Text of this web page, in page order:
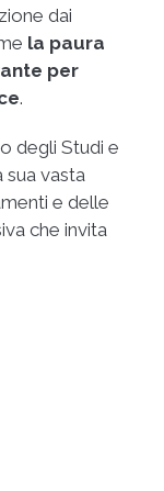
dai
la paura
per
.
degli Studi e
vasta
e delle
che invita